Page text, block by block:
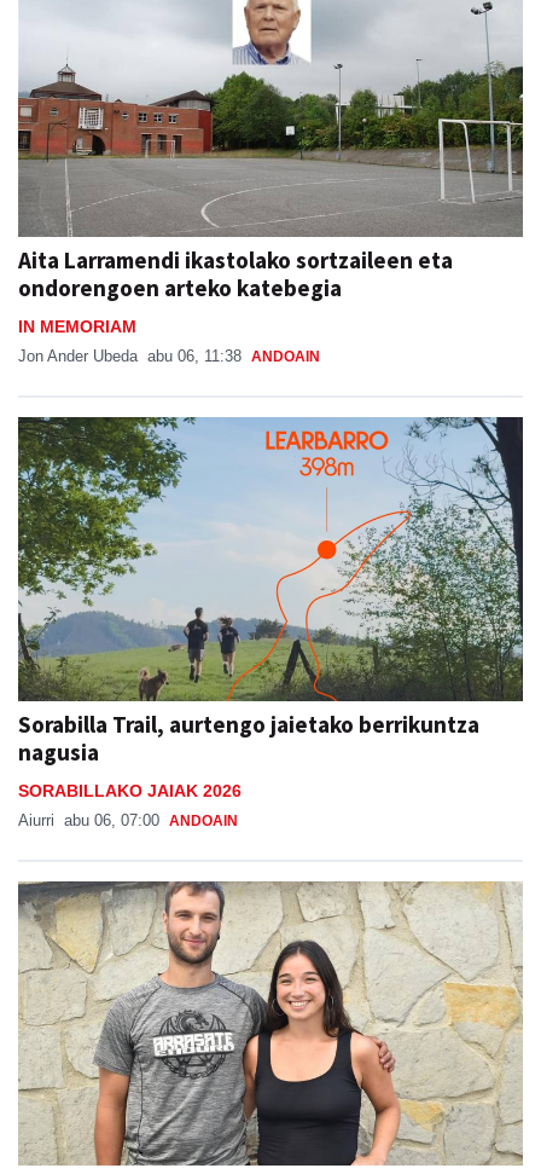
Aita Larramendi ikastolako sortzaileen eta
ondorengoen arteko katebegia
IN MEMORIAM
Jon Ander Ubeda abu 06, 11:38 ANDOAIN
Sorabilla Trail, aurtengo jaietako berrikuntza
nagusia
SORABILLAKO JAIAK 2026
Aiurri abu 06, 07:00 ANDOAIN